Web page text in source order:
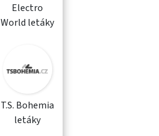
Electro
World letáky
T.S. Bohemia
letáky